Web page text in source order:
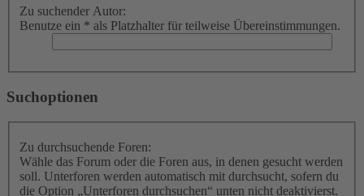
Zu suchender Autor:
Benutze ein * als Platzhalter für teilweise Übereinstimmungen.
Suchoptionen
Zu durchsuchende Foren:
Wähle das Forum oder die Foren aus, in denen gesucht werden
soll. Unterforen werden automatisch mit durchsucht, sofern du
die Option „Unterforen durchsuchen“ unten nicht deaktivierst.